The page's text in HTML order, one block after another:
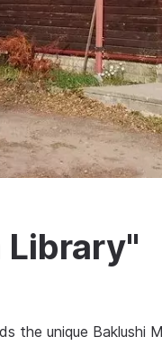
Library"
unique Baklushi